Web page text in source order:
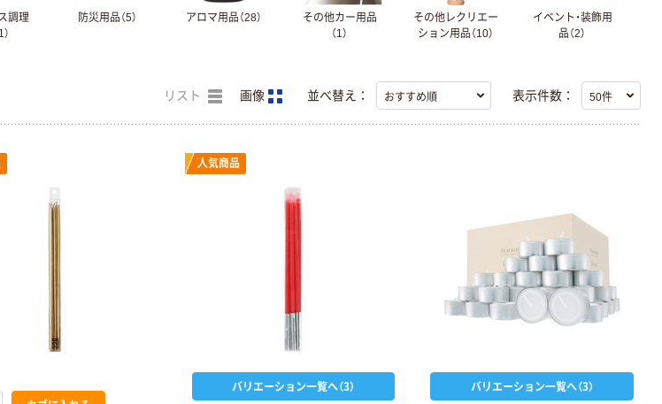
調理
防災用品（5） アロマ用品（28）
その他カー用品
（1）
その他レクリエー
ション用品（10）
イベント・装飾用
品（2）
リスト 画像 並べ替え： 表示件数：
人気商品
バリエーション一覧へ（3） バリエーション一覧へ（3）